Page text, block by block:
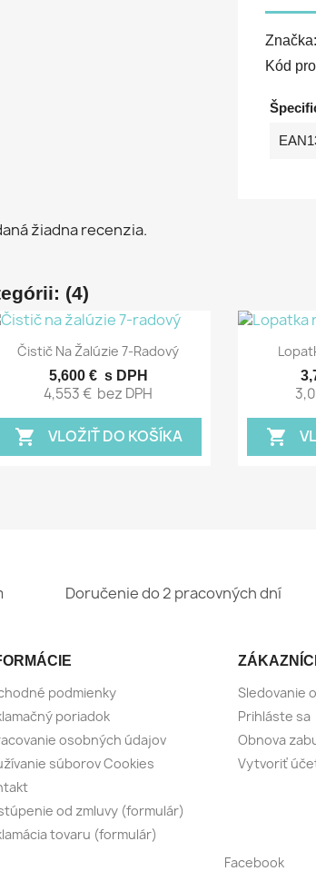
Značka:
Kód
žiadna recenzia.
(4)
Rýchly náhľad
Čistič Na Žalúzie 7-Radový
5,600 € s DPH
4,553 € bez DPH
shopping_cart VLOŽIŤ DO KOŠÍKA

shopping_cart
Doručenie do 2 pracovných dní
podmienky
poriadok
osobných údajov
súborov Cookies
od zmluvy (formulár)
tovaru (formulár)
Sledovanie
Prihláste sa
Obnova
Vytvoriť
Facebook